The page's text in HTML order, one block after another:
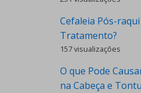
Cefaleia Pós-
Tratamento?
157 visualizações
O que Pode
na Cabeça e